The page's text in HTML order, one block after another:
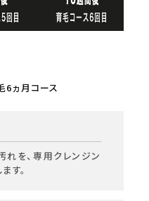
6ヵ月コース
れを、専用クレンジン
す。